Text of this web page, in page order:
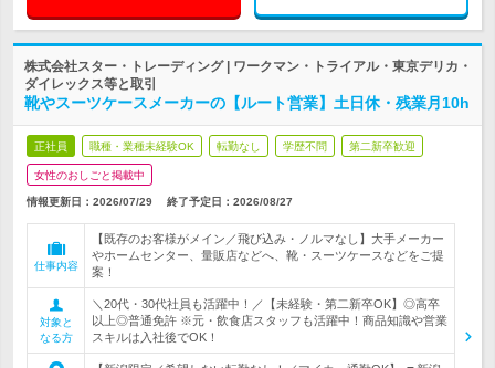
株式会社スター・トレーディング | ワークマン・トライアル・東京デリカ・
ダイレックス等と取引
靴やスーツケースメーカーの【ルート営業】土日休・残業月10h
正社員 職種・業種未経験OK 転勤なし 学歴不問 第二新卒歓迎
女性のおしごと掲載中
情報更新日：2026/07/29 終了予定日： 2026/08/27
仕事内容
【既存のお客様がメイン／飛び込み・ノルマなし】大手メーカー
やホームセンター、量販店などへ、靴・スーツケースなどをご提
案！
対象と
なる方
＼20代・30代社員も活躍中！／【未経験・第二新卒OK】◎高卒
以上◎普通免許 ※元・飲食店スタッフも活躍中！商品知識や営業
スキルは入社後でOK！